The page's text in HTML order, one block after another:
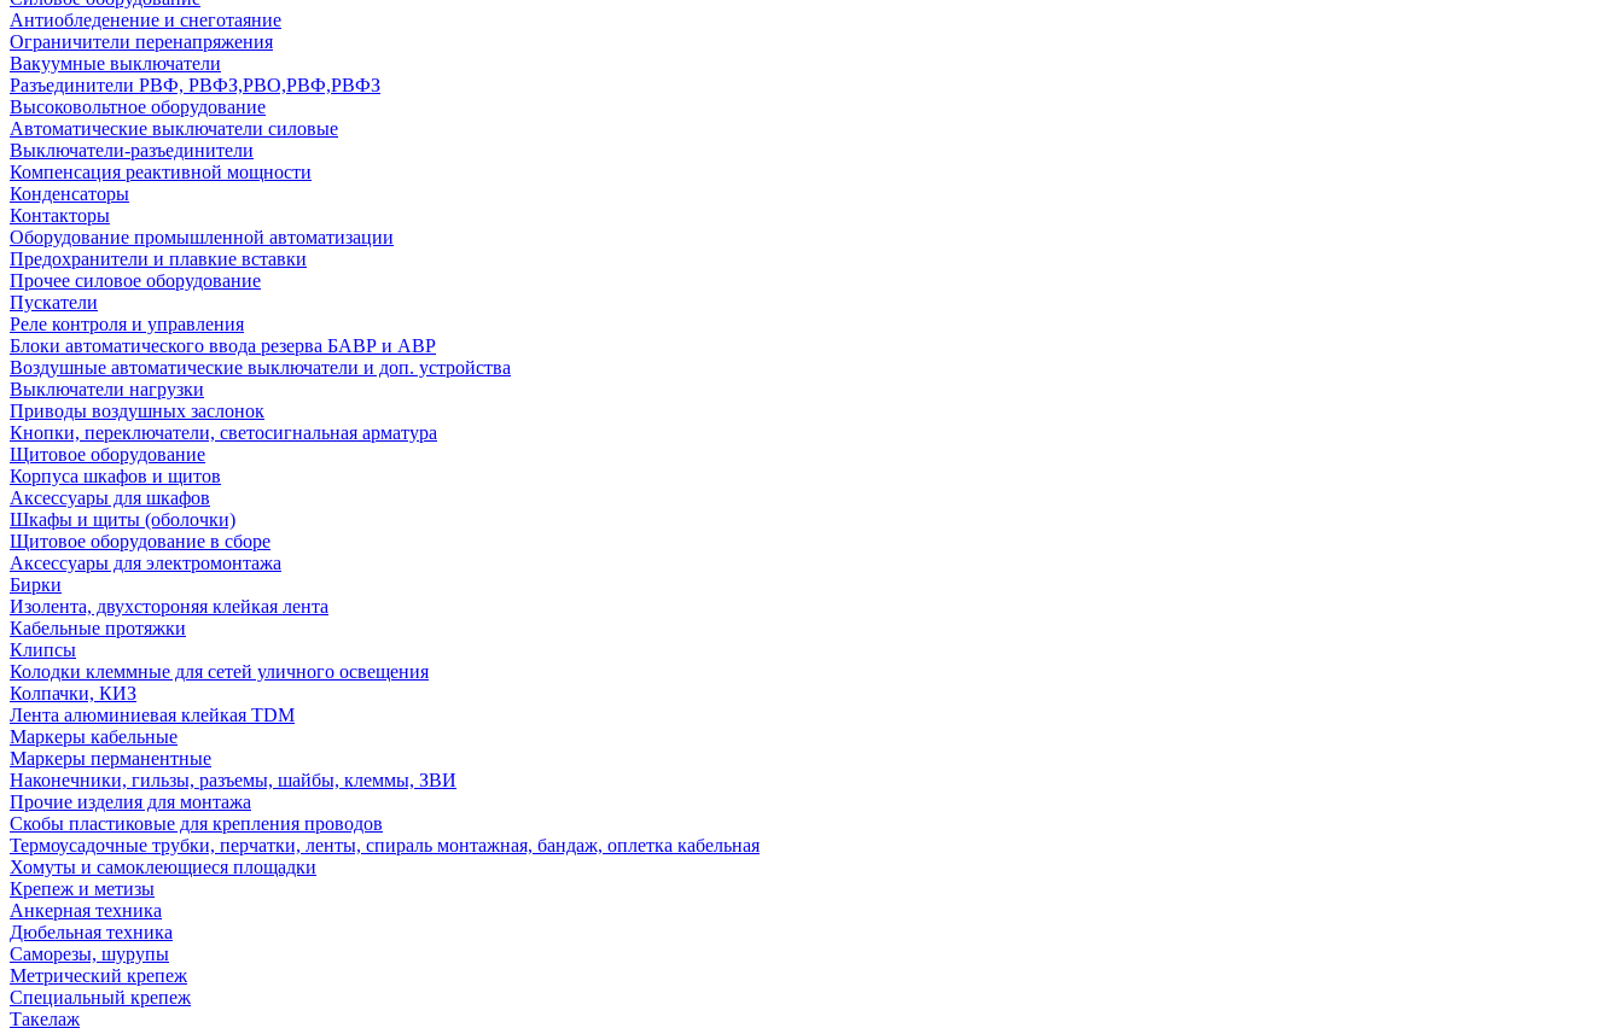
Антиобледенение и снеготаяние
Ограничители перенапряжения
Вакуумные выключатели
Разъединители РВФ, РВФЗ,РВО,РВФ,РВФЗ
Высоковольтное оборудование
Автоматические выключатели cиловые
Выключатели-разъединители
Компенсация реактивной мощности
Конденсаторы
Контакторы
Оборудование промышленной автоматизации
Предохранители и плавкие вставки
Прочее силовое оборудование
Пускатели
Реле контроля и управления
Блоки автоматического ввода резерва БАВР и АВР
Воздушные автоматические выключатели и доп. устройства
Выключатели нагрузки
Приводы воздушных заслонок
Кнопки, переключатели, светосигнальная арматура
Щитовое оборудование
Корпуса шкафов и щитов
Аксессуары для шкафов
Шкафы и щиты (оболочки)
Щитовое оборудование в сборе
Аксессуары для электромонтажа
Бирки
Изолента, двухстороняя клейкая лента
Кабельные протяжки
Клипсы
Колодки клеммные для сетей уличного освещения
Колпачки, КИЗ
Лента алюминиевая клейкая TDM
Маркеры кабельные
Маркеры перманентные
Наконечники, гильзы, разъемы, шайбы, клеммы, ЗВИ
Прочие изделия для монтажа
Скобы пластиковые для крепления проводов
Термоусадочные трубки, перчатки, ленты, спираль монтажная, бандаж, оплетка кабельная
Хомуты и самоклеющиеся площадки
Крепеж и метизы
Анкерная техника
Дюбельная техника
Саморезы, шурупы
Метрический крепеж
Специальный крепеж
Такелаж